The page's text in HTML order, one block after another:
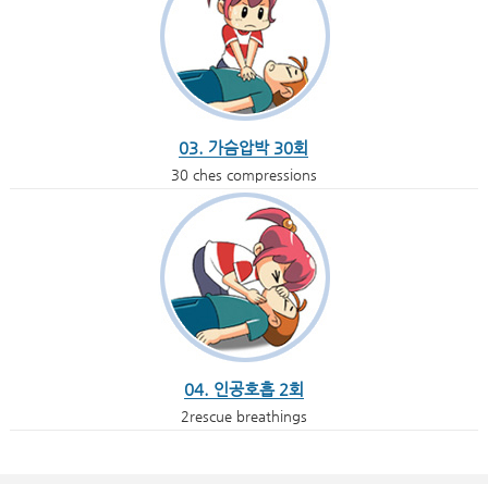
03. 가슴압박 30회
30 ches compressions
04. 인공호흡 2회
2rescue breathings